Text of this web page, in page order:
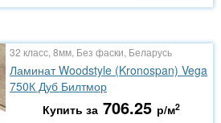
32 класс, 8мм, Без фаски, Беларусь
Ламинат Woodstyle (Kronospan) Vega
750К Дуб Билтмор
Купить за 706.25 р/м2